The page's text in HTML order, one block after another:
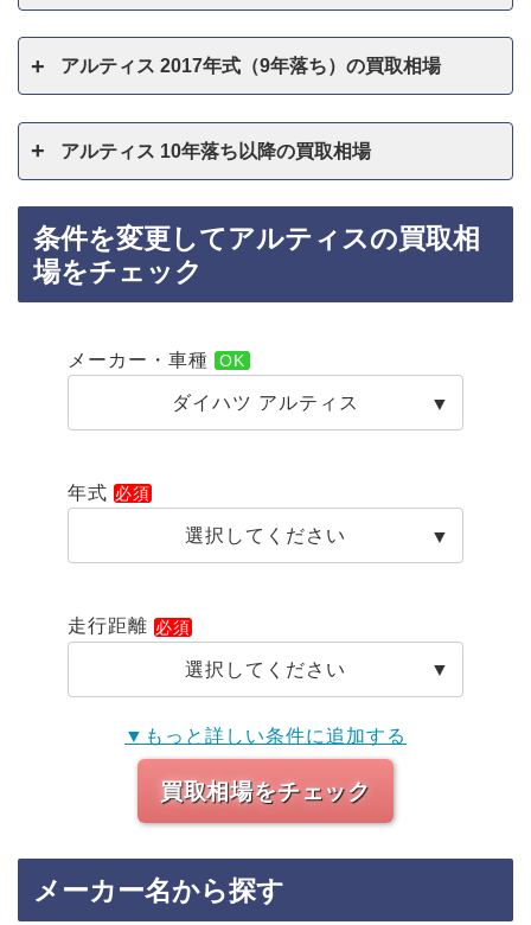
アルティス 2017年式（9年落ち）の買取相場
アルティス 10年落ち以降の買取相場
条件を変更してアルティスの買取相
場をチェック
メーカー・車種
ダイハツ アルティス
年式
選択してください
走行距離
選択してください
▼もっと詳しい条件に追加する
買取相場をチェック
メーカー名から探す